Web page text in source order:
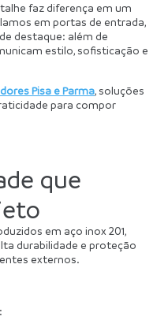
faz diferença em um
em portas de entrada,
destaque: além de
estilo, sofisticação e
Pisa e Parma, soluções
para compor
que
em aço inox 201,
durabilidade e proteção
externos.